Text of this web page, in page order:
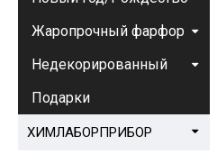
Жаропрочный фарфор
Недекорированный
Подарки
ХИМЛАБОРПРИБОР